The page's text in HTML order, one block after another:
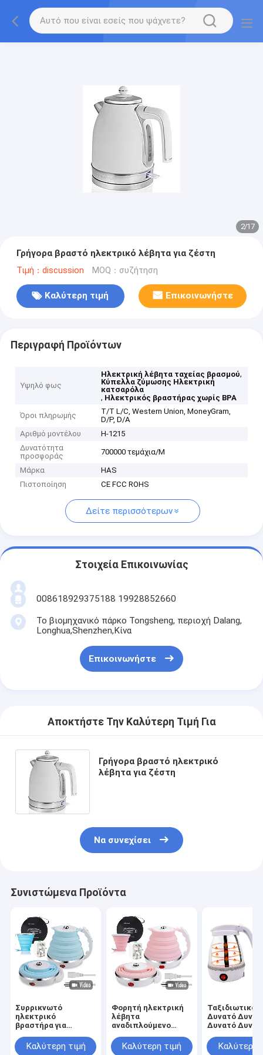
2/17
Γρήγορα βραστό ηλεκτρικό λέβητα για ζέστη
Τιμή：discussion MOQ：συζήτηση
Καλύτερη τιμή Επικοινωνήστε
Περιγραφή Προϊόντων
Υψηλό φως
Ηλεκτρική λέβητα ταχείας βρασμού,
Κύπελλα ζύμωσης Ηλεκτρική
κατσαρόλα
, Ηλεκτρικός βραστήρας χωρίς BPA
Όροι πληρωμής
T/T L/C, Western Union, MoneyGram,
D/P, D/A
Αριθμό μοντέλου
H-1215
Δυνατότητα
προσφοράς
700000 τεμάχια/Μ
Μάρκα
HAS
Πιστοποίηση
CE FCC ROHS
Δείτε περισσότερων
Στοιχεία Επικοινωνίας
008618929375188 19928852660
Το βιομηχανικό πάρκο Tongsheng, περιοχή Dalang,
Longhua,Shenzhen,Κίνα
Επικοινωνήστε
Αποκτήστε Την Καλύτερη Τιμή Για
Γρήγορα βραστό ηλεκτρικό
λέβητα για ζέστη
Να συνεχίσει
Συνιστώμενα Προϊόντα
Συρρικνωτό
ηλεκτρικό
βραστήρα για
αναδιπλούμενο
λέβητα νερού
Καλύτερη τιμή
Φορητή ηλεκτρική
λέβητα
αναδιπλούμενο
καφέ τσάι γρήγορη
βραστική
Καλύτερη τιμή
Ταξιδιωτικό
Δυνατό
Δυνατό
Δυνατό
Δυνατό
Καλύτερη